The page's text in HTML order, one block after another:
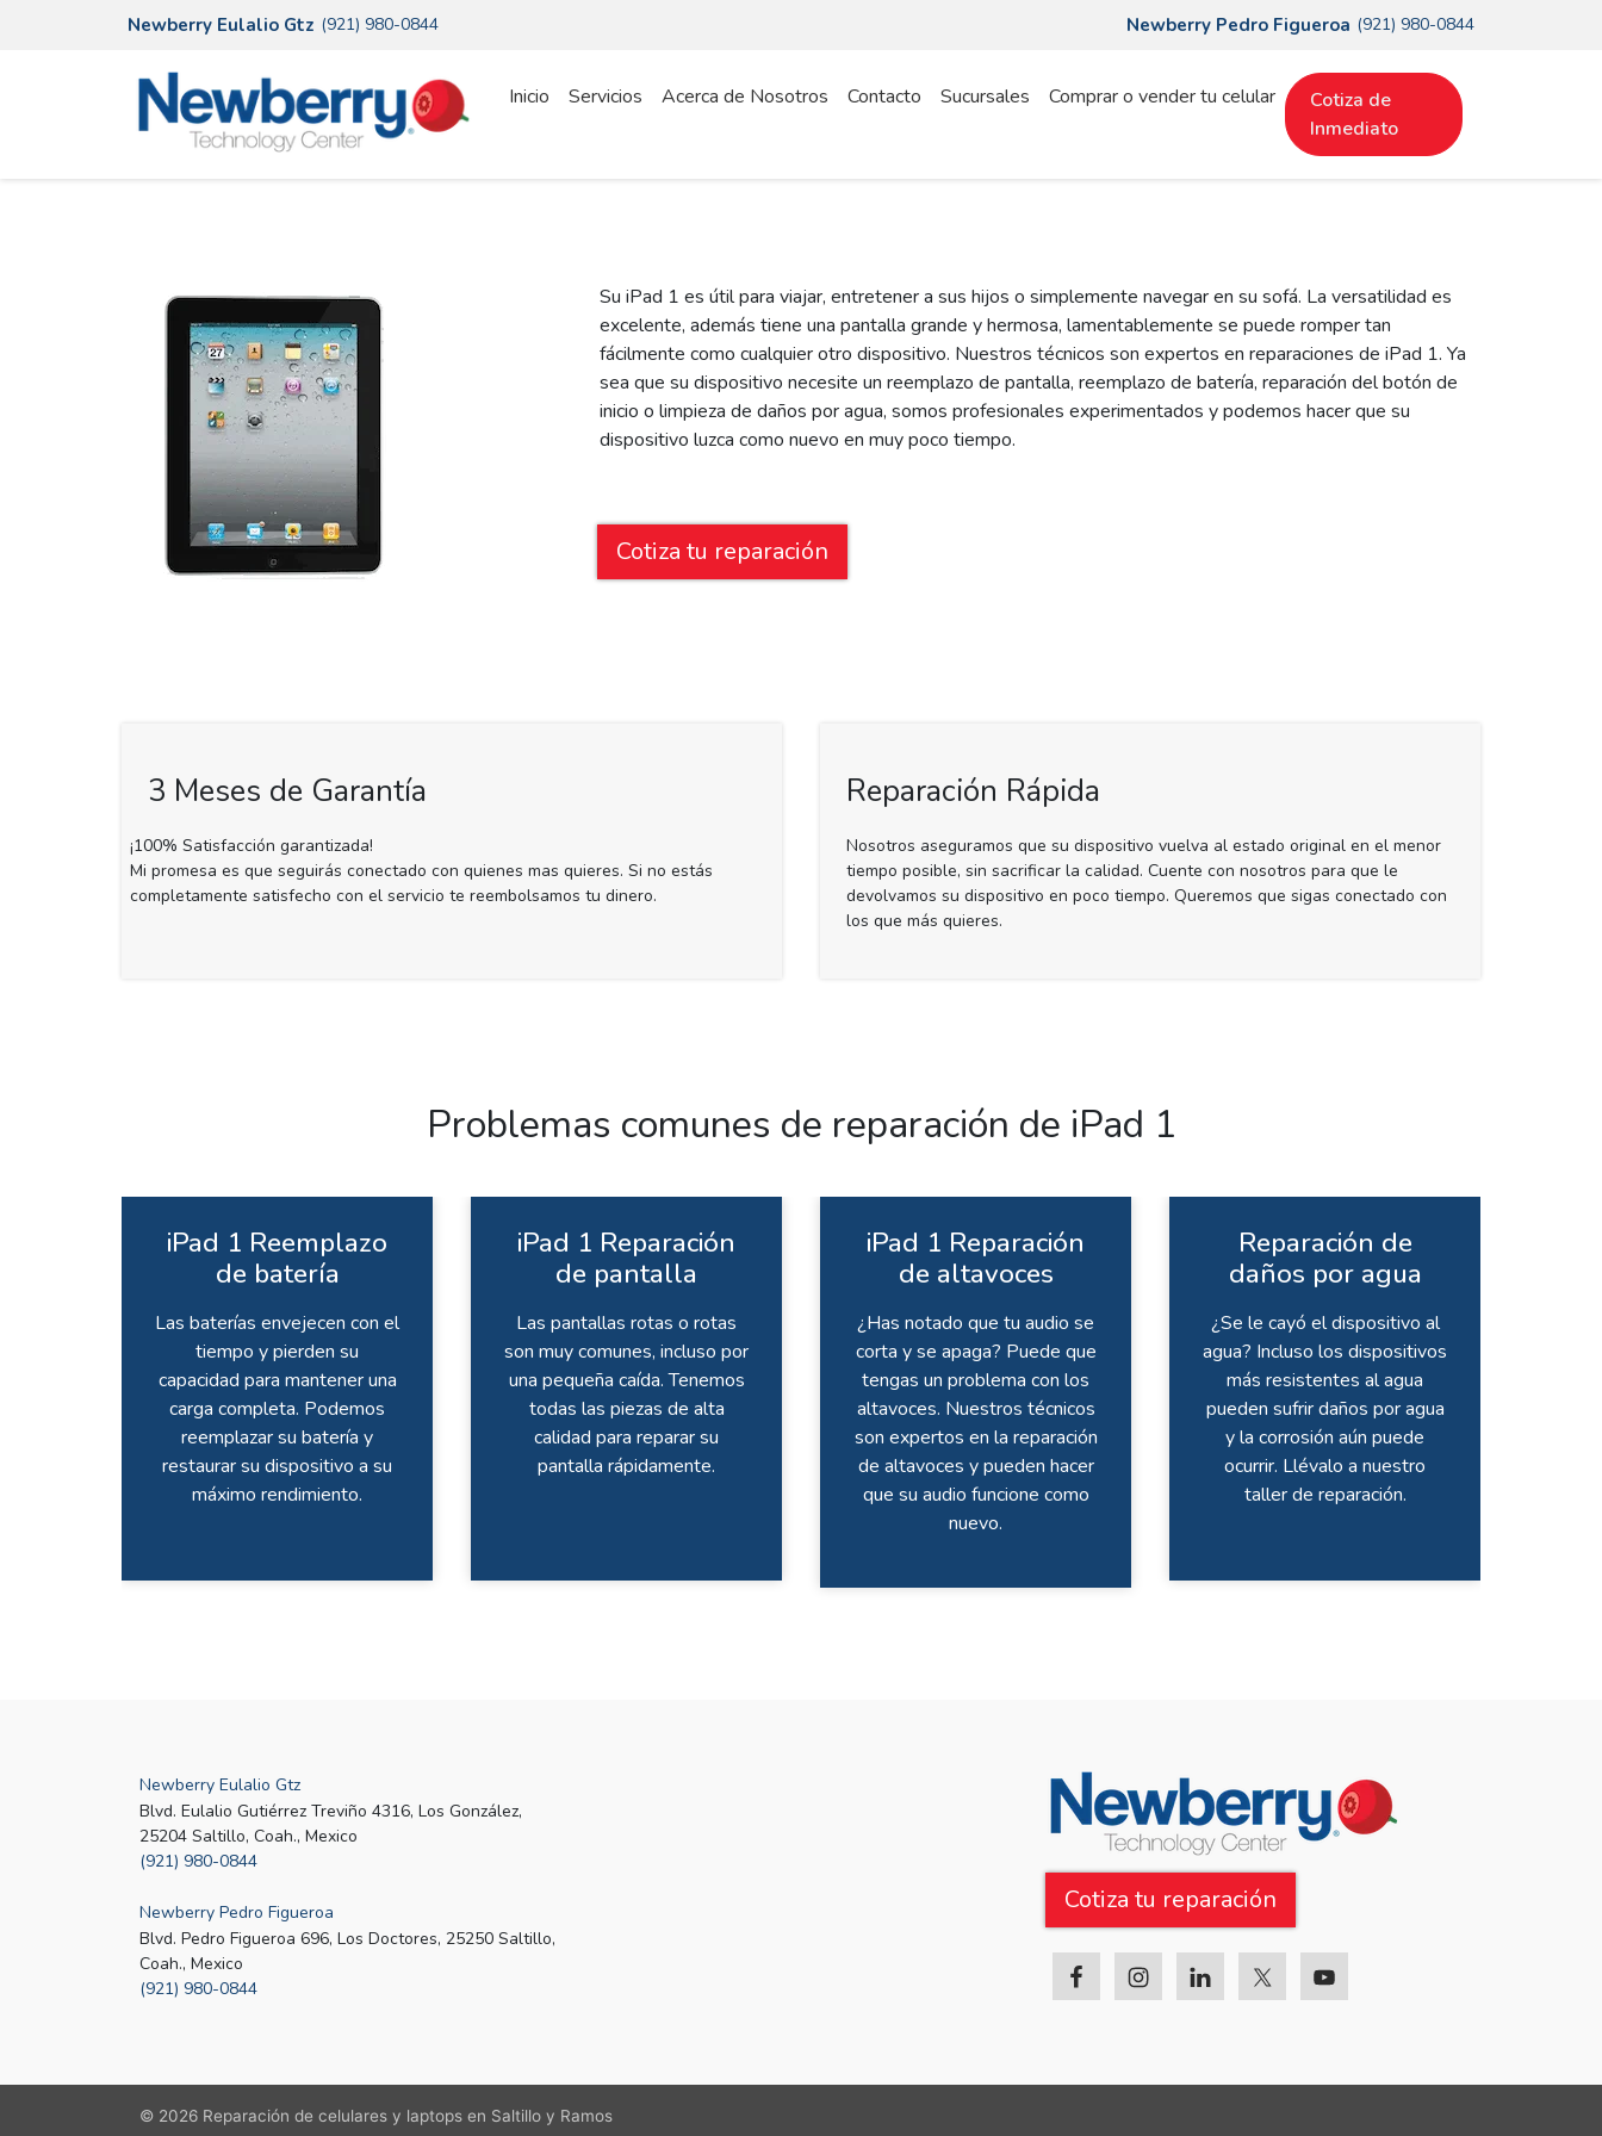
Newberry Eulalio Gtz (921) 980-0844 Newberry Pedro Figueroa (921) 980-0844
Inicio Servicios Acerca de Nosotros Contacto Sucursales Comprar o vender tu celular
Cotiza de
Inmediato
Su iPad 1 es útil para viajar, entretener a sus hijos o simplemente navegar en su sofá. La versatilidad es
excelente, además tiene una pantalla grande y hermosa, lamentablemente se puede romper tan
fácilmente como cualquier otro dispositivo. Nuestros técnicos son expertos en reparaciones de iPad 1. Ya
sea que su dispositivo necesite un reemplazo de pantalla, reemplazo de batería, reparación del botón de
inicio o limpieza de daños por agua, somos profesionales experimentados y podemos hacer que su
dispositivo luzca como nuevo en muy poco tiempo.
Cotiza tu reparación
3 Meses de Garantía
¡100% Satisfacción garantizada!
Mi promesa es que seguirás conectado con quienes mas quieres. Si no estás
completamente satisfecho con el servicio te reembolsamos tu dinero.
Reparación Rápida
Nosotros aseguramos que su dispositivo vuelva al estado original en el menor
tiempo posible, sin sacrificar la calidad. Cuente con nosotros para que le
devolvamos su dispositivo en poco tiempo. Queremos que sigas conectado con
los que más quieres.
Problemas comunes de reparación de iPad 1
iPad 1 Reemplazo
de batería
Las baterías envejecen con el
tiempo y pierden su
capacidad para mantener una
carga completa. Podemos
reemplazar su batería y
restaurar su dispositivo a su
máximo rendimiento.
iPad 1 Reparación
de pantalla
Las pantallas rotas o rotas
son muy comunes, incluso por
una pequeña caída. Tenemos
todas las piezas de alta
calidad para reparar su
pantalla rápidamente.
iPad 1 Reparación
de altavoces
¿Has notado que tu audio se
corta y se apaga? Puede que
tengas un problema con los
altavoces. Nuestros técnicos
son expertos en la reparación
de altavoces y pueden hacer
que su audio funcione como
nuevo.
Reparación de
daños por agua
¿Se le cayó el dispositivo al
agua? Incluso los dispositivos
más resistentes al agua
pueden sufrir daños por agua
y la corrosión aún puede
ocurrir. Llévalo a nuestro
taller de reparación.
Newberry Eulalio Gtz
Blvd. Eulalio Gutiérrez Treviño 4316, Los González,
25204 Saltillo, Coah., Mexico
(921) 980-0844
Newberry Pedro Figueroa
Blvd. Pedro Figueroa 696, Los Doctores, 25250 Saltillo,
Coah., Mexico
(921) 980-0844
Cotiza tu reparación
© 2026 Reparación de celulares y laptops en Saltillo y Ramos